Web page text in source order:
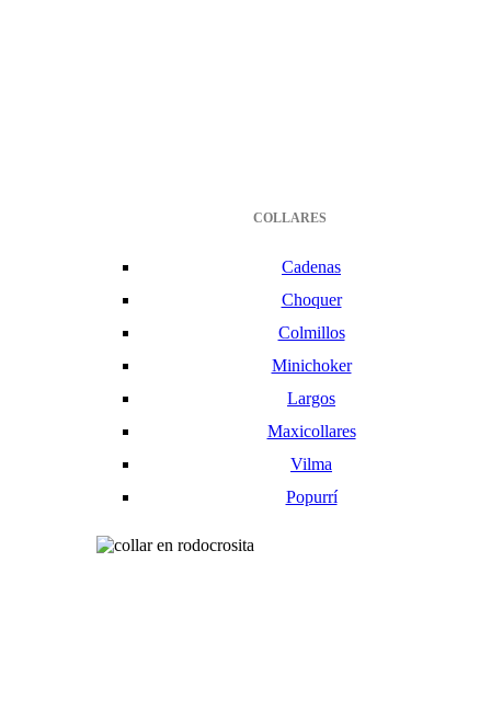
COLLARES
Cadenas
Choquer
Colmillos
Minichoker
Largos
Maxicollares
Vilma
Popurrí